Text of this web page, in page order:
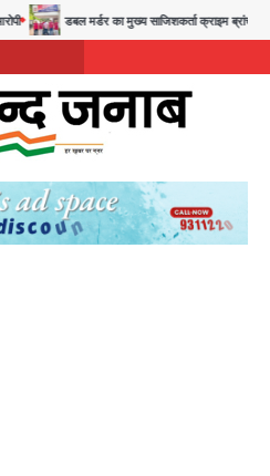
डबल मर्डर का मुख्य साजिशकर्ता क्राइम ब्रांच के हत्थे